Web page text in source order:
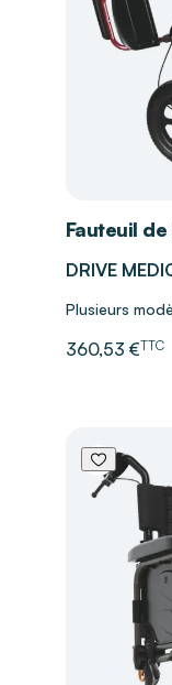
Fauteuil
DRIVE
Plusieurs
360,53 €TTC